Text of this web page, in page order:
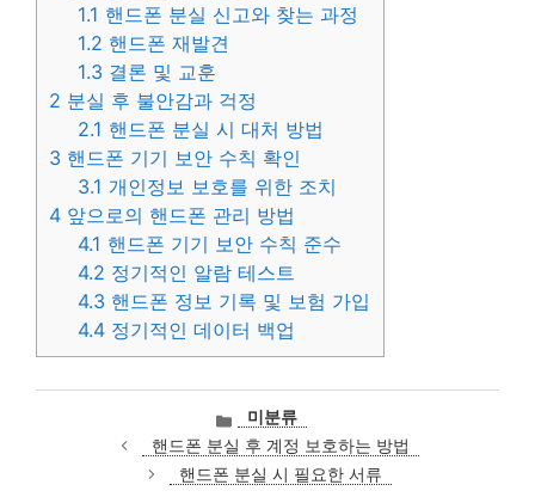
1.1 핸드폰 분실 신고와 찾는 과정
1.2 핸드폰 재발견
1.3 결론 및 교훈
2 분실 후 불안감과 걱정
2.1 핸드폰 분실 시 대처 방법
3 핸드폰 기기 보안 수칙 확인
3.1 개인정보 보호를 위한 조치
4 앞으로의 핸드폰 관리 방법
4.1 핸드폰 기기 보안 수칙 준수
4.2 정기적인 알람 테스트
4.3 핸드폰 정보 기록 및 보험 가입
4.4 정기적인 데이터 백업
카
테
고
리
미분류
핸드폰 분실 후 계정 보호하는 방법
핸드폰 분실 시 필요한 서류